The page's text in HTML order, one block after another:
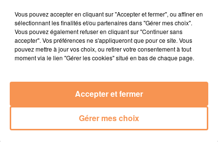
À LA UNE
3 août 2026
Gagnez vos pass de 2h à Calicéo !
Gagnez votre bon d'achat d'une valeur de 50€ avec
Mystic Ambre !
Vous pouvez accepter en cliquant sur "Accepter et fermer", ou affiner en
sélectionnant les finalités et/ou partenaires dans "Gérer mes choix".
Vous pouvez également refuser en cliquant sur "Continuer sans
accepter". Vos préférences ne s'appliqueront que pour ce site. Vous
pouvez mettre à jour vos choix, ou retirer votre consentement à tout
moment via le lien "Gérer les cookies" situé en bas de chaque page.
Gérer mes choix
Accepter et fermer